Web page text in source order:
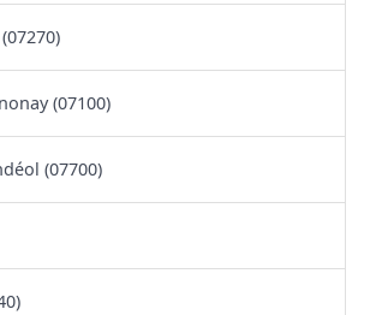
(07100)
(07700)